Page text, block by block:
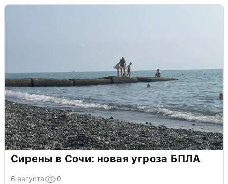
Сирены в Сочи: новая угроза БПЛА
6 августа 0